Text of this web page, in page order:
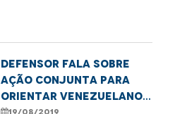
Defensor fala sobre
ação conjunta para
orientar venezuelanos